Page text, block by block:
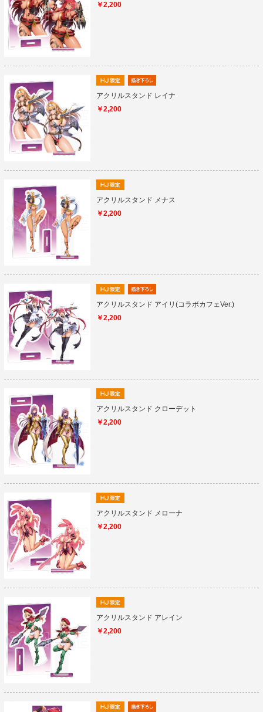
￥2,200
アクリルスタンド レイナ
￥2,200
アクリルスタンド メナス
￥2,200
アクリルスタンド アイリ(コラボカフェVer.)
￥2,200
アクリルスタンド クローデット
￥2,200
アクリルスタンド メローナ
￥2,200
アクリルスタンド アレイン
￥2,200